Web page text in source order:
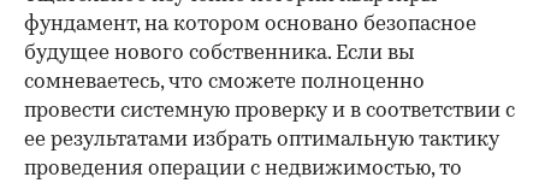
фундамент, на котором основано безопасное
будущее нового собственника. Если вы
сомневаетесь, что сможете полноценно
провести системную проверку и в соответствии с
ее результатами избрать оптимальную тактику
проведения операции с недвижимостью, то